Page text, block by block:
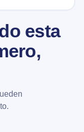
esta